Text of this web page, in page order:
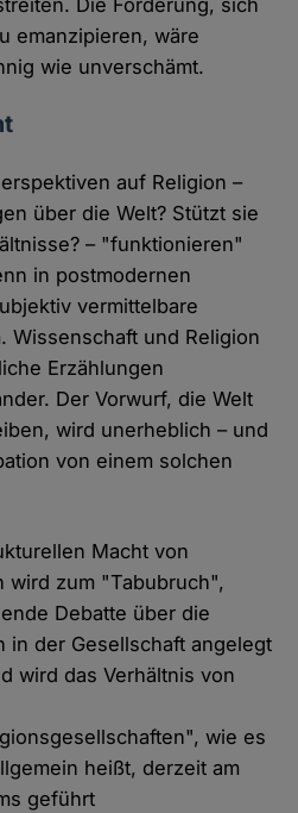
Die Forderung, sich
emanzipieren, wäre
wie unverschämt.
auf Religion –
über die Welt? Stützt sie
– "funktionieren"
in postmodernen
vermittelbare
Wissenschaft und Religion
Erzählungen
Der Vorwurf, die Welt
wird unerheblich – und
von einem solchen
Macht von
wird zum "Tabubruch",
Debatte über die
in der Gesellschaft angelegt
wird das Verhältnis von
wie es
heißt, derzeit am
geführt